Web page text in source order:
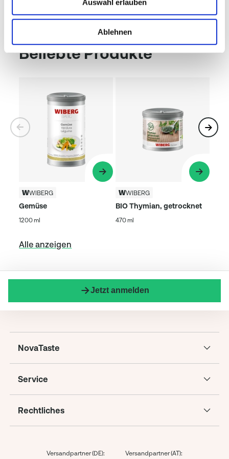
Auswahl erlauben
Ablehnen
Beliebte Produkte
WIBERG
Gemüse
1200 ml
WIBERG
BIO Thymian, getrocknet
470 ml
Alle anzeigen
Jetzt anmelden
NovaTaste
Service
Rechtliches
Versandpartner (DE): Versandpartner (AT):